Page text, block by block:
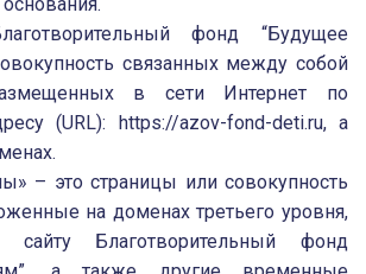
фонд “Будущее
связанных между собой
в сети Интернет по
(URL): https://azov-fond-deti.ru, а
– это страницы или совокупность
на доменах третьего уровня,
сайту Благотворительный фонд